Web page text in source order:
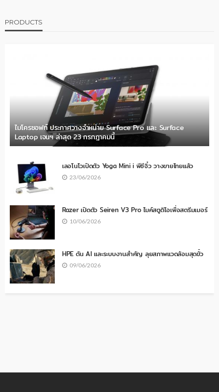
PRODUCTS
ไมโครซอฟท์ ประกาศวางจำหน่าย Surface Pro และ Surface
Laptop เจนฯ ล่าสุด 23 กรกฎาคมนี้
เลอโนโวเปิดตัว Yoga Mini i พีซีจิ๋ว วางขายไทยแล้ว
23/06/2026
Razer เปิดตัว Seiren V3 Pro ไมค์สตูดิโอเพื่อสตรีมเมอร์
10/06/2026
HPE ดัน AI และระบบงานสำคัญ ลุยสภาพแวดล้อมสุดขั้ว
09/06/2026